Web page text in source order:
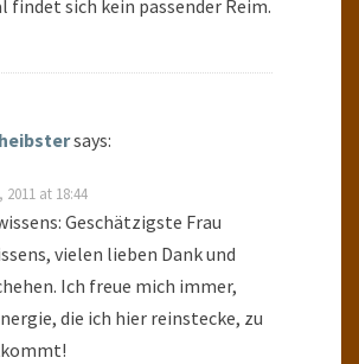
findet sich kein passender Reim.
says:
2011 at 18:44
Geschätzigste Frau
vielen lieben Dank und
Ich freue mich immer,
die ich hier reinstecke, zu